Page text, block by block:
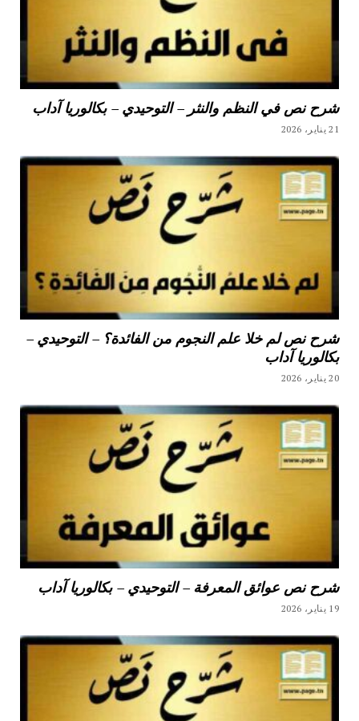
شرح نص في النظم والنثر – التوحيدي – بكالوريا آداب
21 يناير، 2026
شرح نص لم خلا علم النجوم من الفائدة؟ – التوحيدي –
بكالوريا آداب
20 يناير، 2026
شرح نص عوائق المعرفة – التوحيدي – بكالوريا آداب
19 يناير، 2026